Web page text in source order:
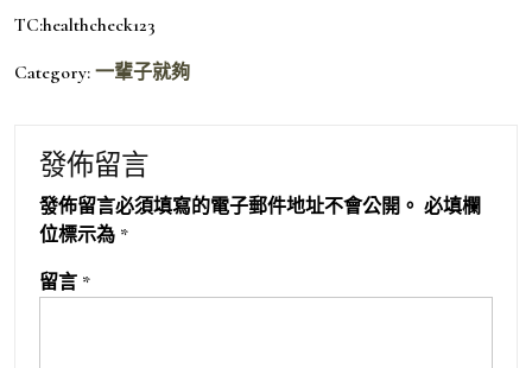
TC:healthcheck123
Category: 一輩子就夠
發佈留言
發佈留言必須填寫的電子郵件地址不會公開。 必填欄
位標示為 *
留言 *